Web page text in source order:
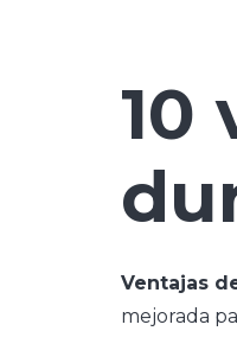
10
Ventajas
mejorada